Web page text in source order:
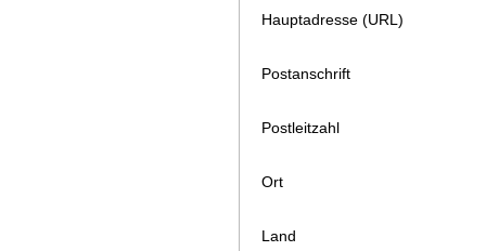
Hauptadresse (URL)
Postanschrift
Postleitzahl
Ort
Land